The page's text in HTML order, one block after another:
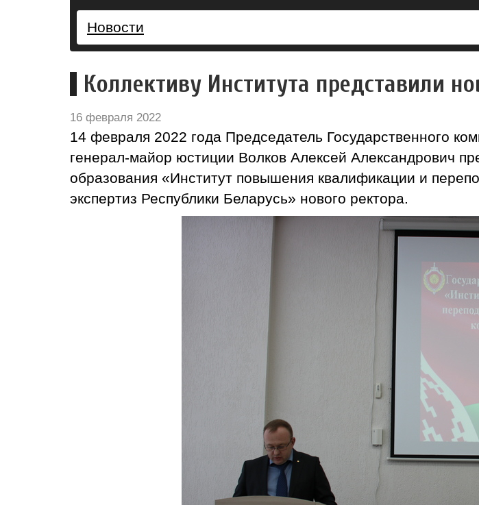
Новости
Коллективу Института представили
16 февраля 2022
14 февраля 2022 года Председатель Государственного
генерал-майор юстиции Волков Алексей Александрович
образования «Институт повышения квалификации и
экспертиз Республики Беларусь» нового ректора.